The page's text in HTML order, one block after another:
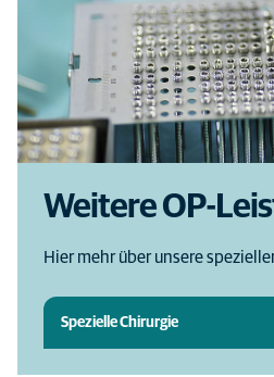
Weitere OP-
Hier mehr über unsere
Spezielle Chirurgie